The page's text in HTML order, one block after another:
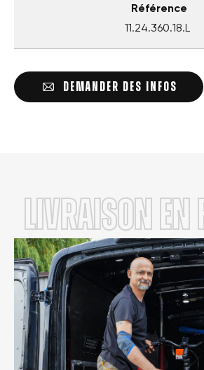
Référence
11.24.360.18.L
DEMANDER DES INFOS
LIVRAISON en